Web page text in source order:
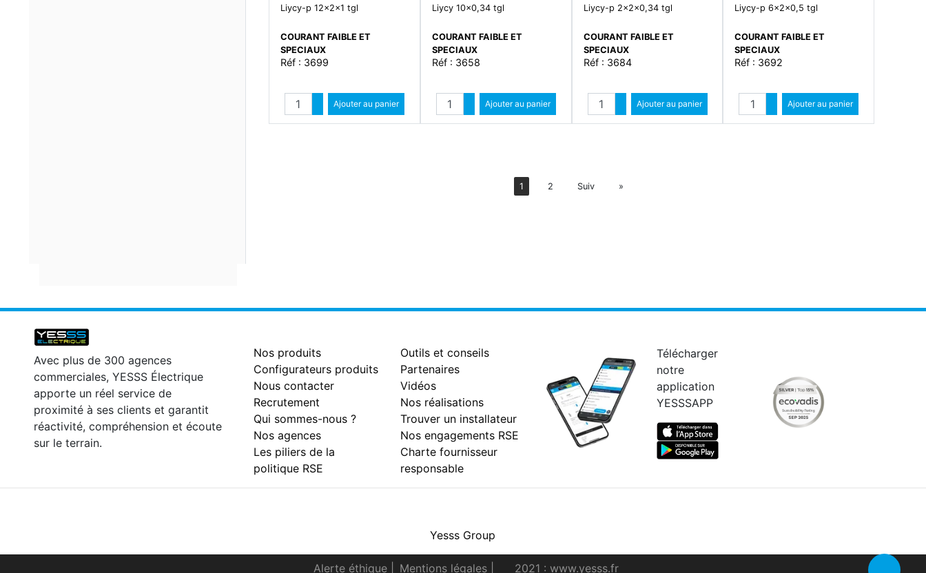
Liycy-p 12x2x1 tgl
COURANT FAIBLE ET
SPECIAUX
Réf : 3699
Quantité
Augmenter quantité
Diminuer quantité
Ajouter au panier
Liycy 10x0,34 tgl
COURANT FAIBLE ET
SPECIAUX
Réf : 3658
Quantité
Augmenter quantité
Diminuer quantité
Ajouter au panier
Liycy-p 2x2x0,34 tgl
COURANT FAIBLE ET
SPECIAUX
Réf : 3684
Quantité
Augmenter quantité
Diminuer quantité
Ajouter au panier
Liycy-p 6x2x0,5 tgl
COURANT FAIBLE ET
SPECIAUX
Réf : 3692
Quantité
Augmenter quantité
Diminuer quantité
Ajouter au panier
1 2 Suiv »
Retour en
Avec plus de 300 agences
commerciales, YESSS Électrique
apporte un réel service de
proximité à ses clients et garantit
réactivité, compréhension et écoute
sur le terrain.
Nos produits
Configurateurs produits
Nous contacter
Recrutement
Qui sommes-nous ?
Nos agences
Les piliers de la
politique RSE
Outils et conseils
Partenaires
Vidéos
Nos réalisations
Trouver un installateur
Nos engagements RSE
Charte fournisseur
responsable
Télécharger
notre
application
YESSSAPP
Yesss Group
Alerte éthique Mentions légales 2021 : www.yesss.fr